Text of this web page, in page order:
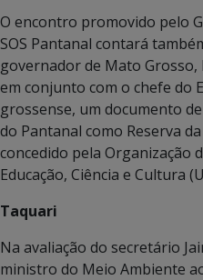
O encontro promovido pelo
SOS Pantanal contará
governador de Mato Grosso,
em conjunto com o chefe do
grossense, um documento
do Pantanal como Reserva
concedido pela Organização
Educação, Ciência e Cultura
Taquari
Na avaliação do secretário
ministro do Meio Ambiente